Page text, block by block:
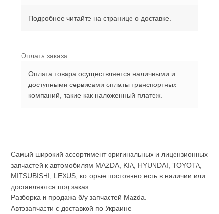
Подробнее читайте на странице о доставке.
Оплата заказа
Оплата товара осуществляется наличными и
доступными сервисами оплаты транспортных
компаний, такие как наложенный платеж.
Самый широкий ассортимент оригинальных и лицензионных
запчастей к автомобилям MAZDA, KIA, HYUNDAI, TOYOTA,
MITSUBISHI, LEXUS, которые постоянно есть в наличии или
доставляются под заказ.
Разборка и продажа б/у запчастей Mazda.
Автозапчасти с доставкой по Украине